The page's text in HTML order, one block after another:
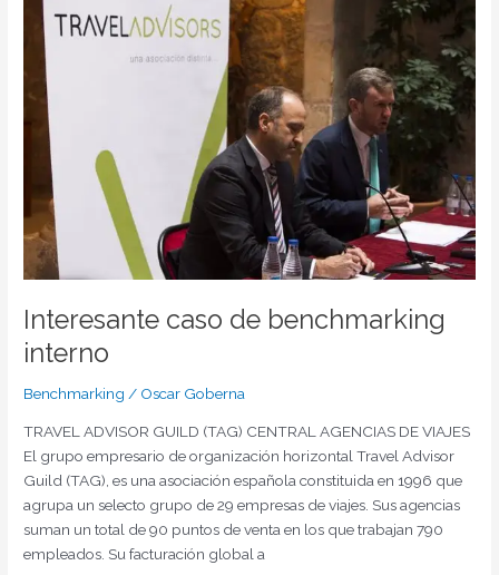
Interesante caso de benchmarking
interno
Benchmarking / Oscar Goberna
TRAVEL ADVISOR GUILD (TAG) CENTRAL AGENCIAS DE VIAJES
El grupo empresario de organización horizontal Travel Advisor
Guild (TAG), es una asociación española constituida en 1996 que
agrupa un selecto grupo de 29 empresas de viajes. Sus agencias
suman un total de 90 puntos de venta en los que trabajan 790
empleados. Su facturación global a
caso
benchmarking
interno